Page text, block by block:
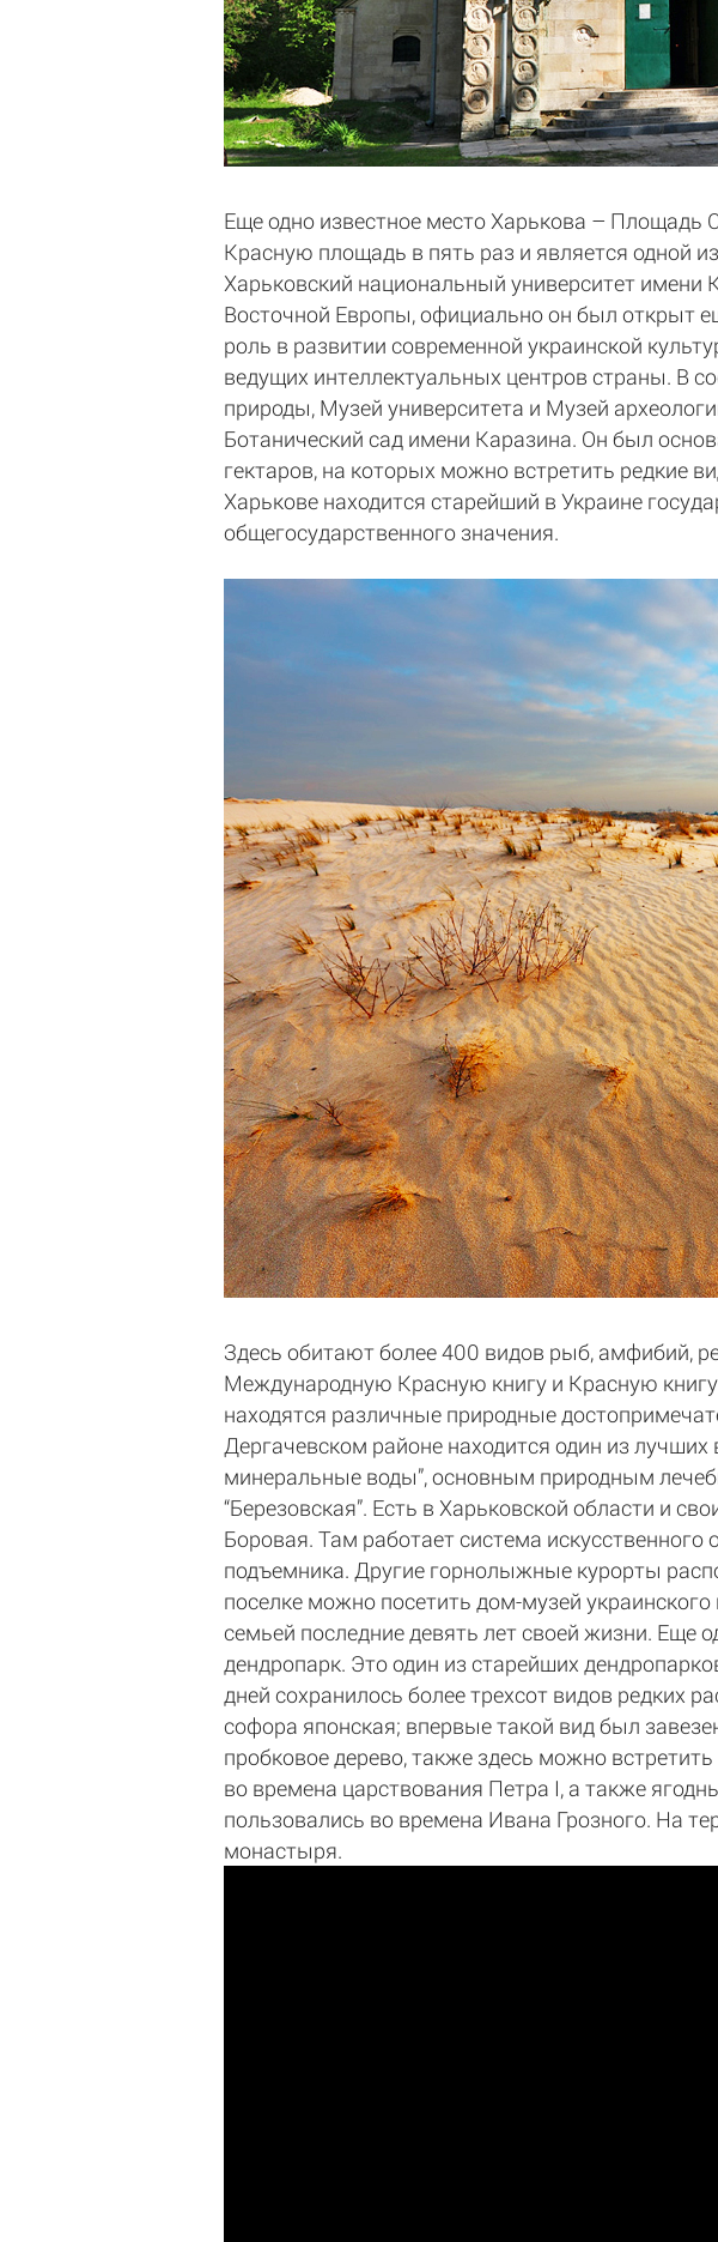
Еще одно известное место Харькова –
Красную площадь в пять раз и является одной
Харьковский национальный университет имени
Восточной Европы, официально он был открыт
роль в развитии современной украинской
ведущих интеллектуальных центров страны. В
природы, Музей университета и Музей
Ботанический сад имени Каразина. Он был
гектаров, на которых можно встретить редкие
Харькове находится старейший в Украине
общегосударственного значения.
Здесь обитают более 400 видов рыб, амфибий,
Международную Красную книгу и Красную
находятся различные природные
Дергачевском районе находится один из
минеральные воды”, основным природным
“Березовская”. Есть в Харьковской области и
Боровая. Там работает система
подъемника. Другие горнолыжные курорты
поселке можно посетить дом-музей
семьей последние девять лет своей жизни. Еще
дендропарк. Это один из старейших
дней сохранилось более трехсот видов редких
софора японская; впервые такой вид был
пробковое дерево, также здесь можно
во времена царствования Петра I, а также
пользовались во времена Ивана Грозного. На
монастыря.